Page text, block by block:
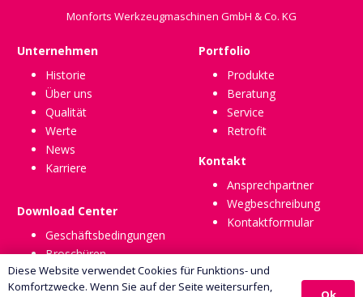
Monforts Werkzeugmaschinen GmbH & Co. KG
Unternehmen
Historie
Über uns
Qualität
Werte
News
Karriere
Download Center
Geschäftsbedingungen
Broschüren
Portfolio
Produkte
Beratung
Service
Retrofit
Kontakt
Ansprechpartner
Wegbeschreibung
Kontaktformular
Diese Website verwendet Cookies für Funktions- und
Komfortzwecke. Wenn Sie auf der Seite weitersurfen,